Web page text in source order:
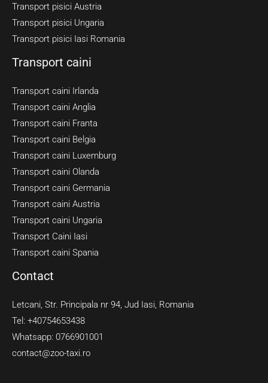
Transport pisici Austria
Transport pisici Ungaria
Transport pisici Iasi Romania
Transport caini
Transport caini Irlanda
Transport caini Anglia
Transport caini Franta
Transport caini Belgia
Transport caini Luxemburg
Transport caini Olanda
Transport caini Germania
Transport caini Austria
Transport caini Ungaria
Transport Caini Iasi
Transport caini Spania
Contact
Letcani, Str. Principala nr 94, Jud Iasi, Romania
Tel: +40754653438
Whatsapp: 0766901001
contact@zoo-taxi.ro